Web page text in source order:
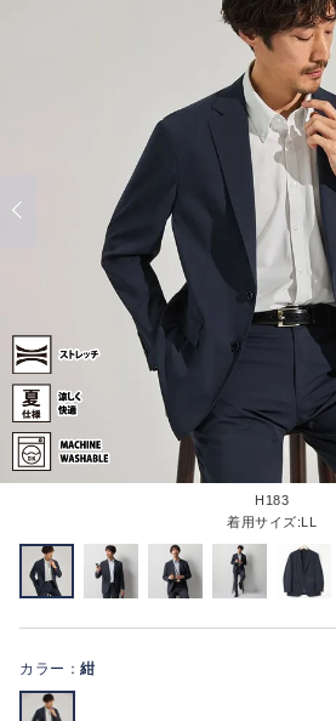
H183
着用サイズ:LL
カラー： 紺